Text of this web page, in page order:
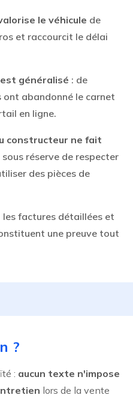
le véhicule de
et raccourcit le délai
généralisé : de
abandonné le carnet
en ligne.
constructeur ne fait
sous réserve de respecter
des pièces de
les factures détaillées et
une preuve tout
?
: aucun texte n'impose
lors de la vente